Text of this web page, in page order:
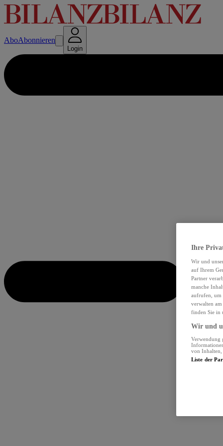
AboAbonnieren
Login
Ihre
Wir und
auf Ihrem
Partner
manche
aufrufen, um
verwalten
finden Sie in
Wir und
Verwendung
von Inhalten,
Liste der